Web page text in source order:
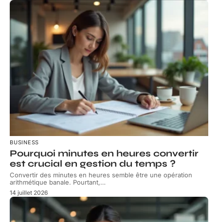
BUSINESS
Pourquoi minutes en heures convertir
est crucial en gestion du temps ?
Convertir des minutes en heures semble être une opération
arithmétique banale. Pourtant,…
14 juillet 2026